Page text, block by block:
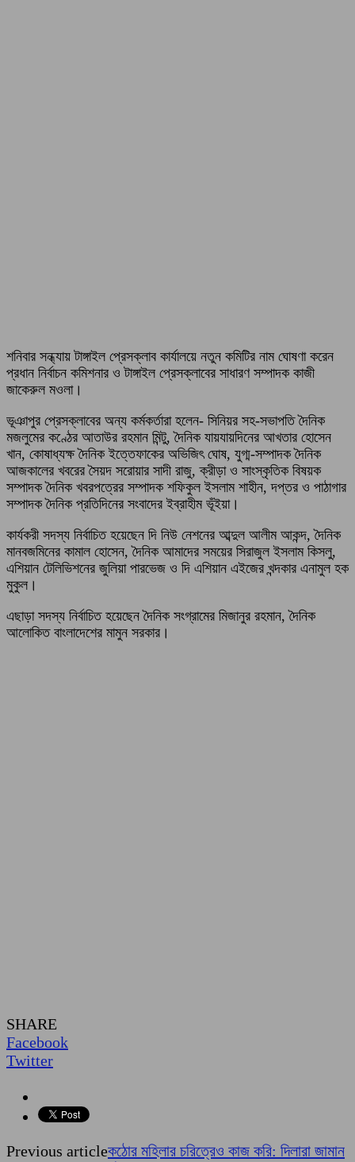
শনিবার সন্ধ্যায় টাঙ্গাইল প্রেসক্লাব কার্যালয়ে নতুন কমিটির নাম ঘোষণা করেন
প্রধান নির্বাচন কমিশনার ও টাঙ্গাইল প্রেসক্লাবের সাধারণ সম্পাদক কাজী
জাকেরুল মওলা।
ভূঞাপুর প্রেসক্লাবের অন্য কর্মকর্তারা হলেন- সিনিয়র সহ-সভাপতি দৈনিক
মজলুমের কণ্ঠের আতাউর রহমান মিন্টু, দৈনিক যায়যায়দিনের আখতার হোসেন
খান, কোষাধ্যক্ষ দৈনিক ইত্তেফাকের অভিজিৎ ঘোষ, যুগ্ম-সম্পাদক দৈনিক
আজকালের খবরের সৈয়দ সরোয়ার সাদী রাজু, ক্রীড়া ও সাংস্কৃতিক বিষয়ক
সম্পাদক দৈনিক খবরপত্রের সম্পাদক শফিকুল ইসলাম শাহীন, দপ্তর ও পাঠাগার
সম্পাদক দৈনিক প্রতিদিনের সংবাদের ইব্রাহীম ভূঁইয়া।
কার্যকরী সদস্য নির্বাচিত হয়েছেন দি নিউ নেশনের আব্দুল আলীম আকন্দ, দৈনিক
মানবজমিনের কামাল হোসেন, দৈনিক আমাদের সময়ের সিরাজুল ইসলাম কিসলু,
এশিয়ান টেলিভিশনের জুলিয়া পারভেজ ও দি এশিয়ান এইজের খন্দকার এনামুল হক
মুকুল।
এছাড়া সদস্য নির্বাচিত হয়েছেন দৈনিক সংগ্রামের মিজানুর রহমান, দৈনিক
আলোকিত বাংলাদেশের মামুন সরকার।
SHARE
Facebook
Twitter
Previous articleকঠোর মহিলার চরিত্রেও কাজ করি: দিলারা জামান